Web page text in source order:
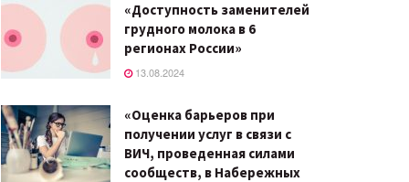
«Доступность заменителей
грудного молока в 6
регионах России»
13.08.2024
«Оценка барьеров при
получении услуг в связи с
ВИЧ, проведенная силами
сообществ, в Набережных